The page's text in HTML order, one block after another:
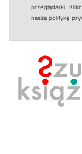
przeglądarki.
naszą politykę